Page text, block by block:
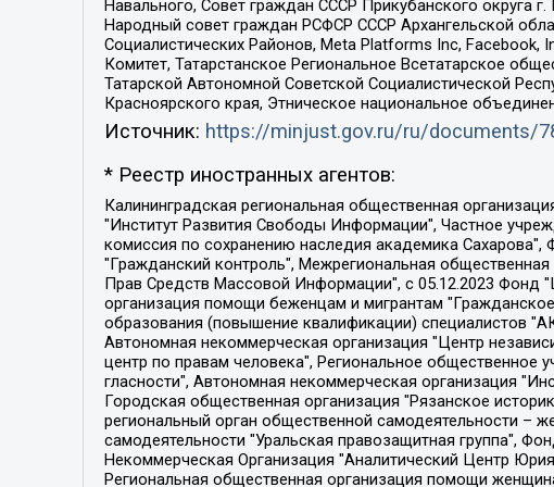
Навального, Совет граждан СССР Прикубанского округа
Народный совет граждан РСФСР СССР Архангельской
Социалистических Районов, Meta Platforms Inc,
Комитет, Татарстанское Региональное Всетатарское
Татарской Автономной Советской Социалистической
Красноярского края, Этническое национальное
Источник: https://minjust.gov.ru/ru/documents/
* Реестр иностранных агентов:
Калининградская региональная общественная организация "Экозащита!-Женсовет", Фонд содействия защите прав и свобод граждан "Общественный вердикт", Фонд "Институт Развития Свободы Информации", Частное учреждение "Информационное агентство МЕМО. РУ", Региональная общественная организация "Общественная комиссия по сохранению наследия академика Сахарова", Фонд поддержки свободы прессы, Санкт-Петербургская общественная правозащитная организация "Гражданский контроль", Межрегиональная общественная организация "Информационно-просветительский центр "Мемориал", Региональный Фонд "Центр Защиты Прав Средств Массовой Информации", с 05.12.2023 Фонд "Центр Защиты Прав Средств массовой информации", Региональная общественная благотворительная организация помощи беженцам и мигрантам "Гражданское содействие", Негосударственное образовательное учреждение дополнительного профессионального образования (повышение квалификации) специалистов "АКАДЕМИЯ ПО ПРАВАМ ЧЕЛОВЕКА", Свердловская региональная общественная организация "Сутяжник", Автономная некоммерческая организация "Центр независимых социологических исследований", Союз общественных объединений "Российский исследовательский центр по правам человека", Региональное общественное учреждение научно-информационный центр "МЕМОРИАЛ", Некоммерческая организация "Фонд защиты гласности", Автономная некоммерческая организация "Институт прав человека", Городская общественная организация "Екатеринбургское общество "МЕМОРИАЛ", Городская общественная организация "Рязанское историко-просветительское и правозащитное общество "Мемориал" (Рязанский Мемориал), Челябинский региональный орган общественной самодеятельности – женское общественное объединение "Женщины Евразии", Челябинский региональный орган общественной самодеятельности "Уральская правозащитная группа", Фонд содействия защите здоровья и социальной справедливости имени Андрея Рылькова, Автономная Некоммерческая Организация "Аналитический Центр Юрия Левады", Автономная некоммерческая организация социальной поддержки населения "Проект Апрель", Региональная общественная организация помощи женщинам и детям, находящимся в кризисной ситуации "Информационно-методический центр "Анна", Фонд содействия развитию массовых коммуникаций и правовому просвещению "Так-так-Так", Фонд содействия устойчивому развитию "Серебряная тайга", Свердловский региональный общественный фонд социальных проектов "Новое время", "Idel.Реалии", Кавказ.Реалии, Крым.Реалии, Телеканал Настоящее Время, Татаро-башкирская служба Радио Свобода (Azatliq Radiosi), Радио Свободная Европа/Радио Свобода (PCE/PC), "Сибирь.Реалии", "Фактограф", Благотворительный фонд помощи осужденным и их семьям, Автономная некоммерческая организация "Институт глобализации и социальных движений", Фонд "В защиту прав заключенных", Частное учреждение "Центр поддержки и содействия развитию средств массовой информации", Пензенский региональный общественный благотворительный фонд "Гражданский союз", "Север.Реалии", Некоммерческая организация Фонд "Правовая инициатива", Общество с ограниченной ответственностью "Радио Свободная Европа/Радио Свобода", Чешское информационное агентство "MEDIUM-ORIENT", Красноярская региональная общественная организация "Мы против СПИДа", Камалягин Денис Николаевич, Маркелов Сергей Евгеньевич, Пономарев Лев Александрович, Савицкая Людмила Алексеевна, Автономная некоммерческая организация "Центр по работе с проблемой насилия